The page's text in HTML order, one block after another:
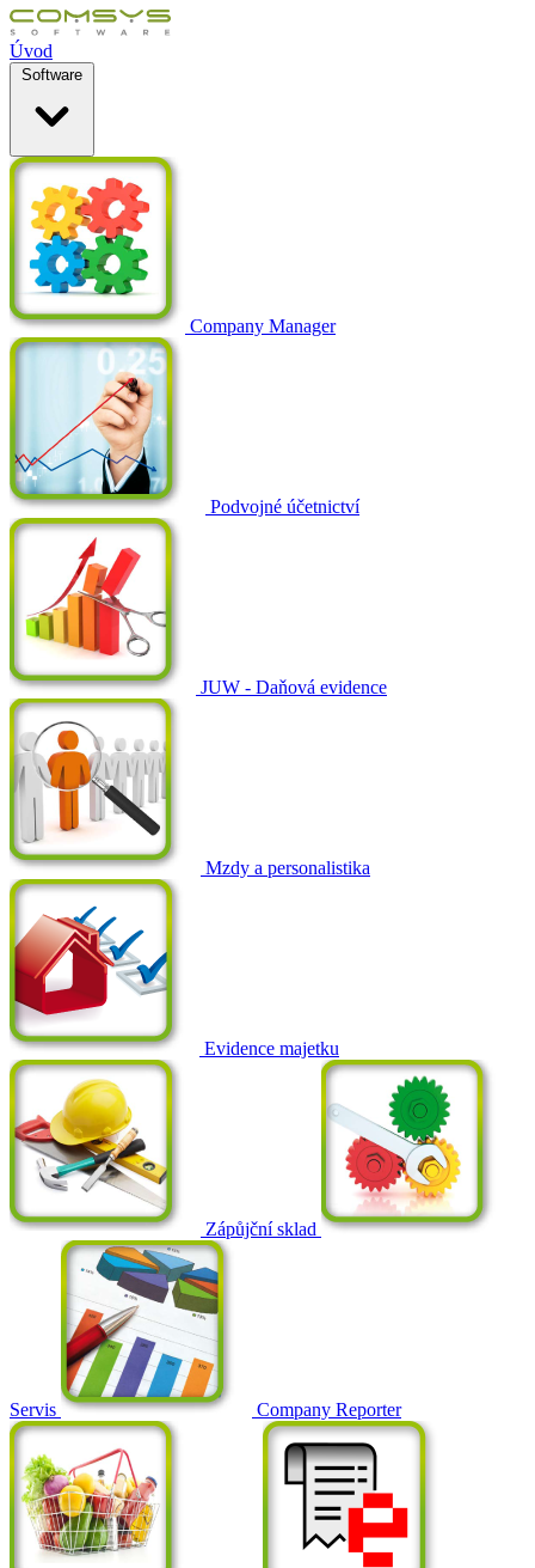
Úvod
Software
Company Manager
Podvojné účetnictví
JUW - Daňová evidence
Mzdy a personalistika
Evidence majetku
Zápůjční sklad
Servis Company Reporter